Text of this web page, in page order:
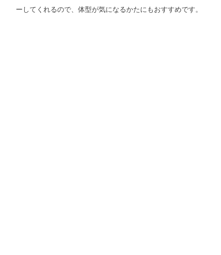
ーしてくれるので、体型が気になるかたにもおすすめです。